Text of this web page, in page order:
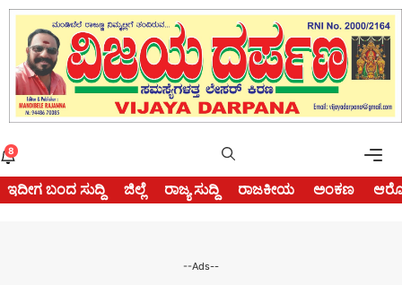
Skip
content
8
ಇದೀಗ ಬಂದ ಸುದ್ದಿ ಜಿಲ್ಲೆ ರಾಜ್ಯ ಸುದ್ದಿ ರಾಜಕೀಯ ಅಂಕಣ
--Ads--